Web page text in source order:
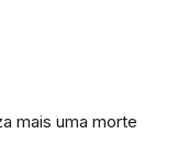
mais uma morte